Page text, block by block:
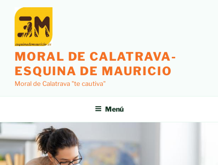
MORAL DE CALATRAVA-
ESQUINA DE MAURICIO
Moral de Calatrava "te cautiva"
Menú